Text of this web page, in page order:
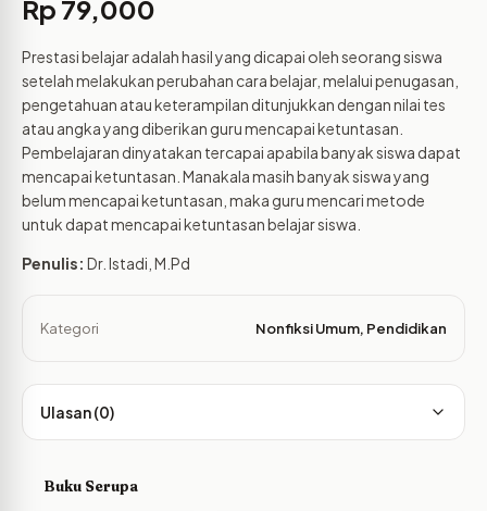
Rp 79,000
Prestasi belajar adalah hasil yang dicapai oleh seorang siswa
setelah melakukan perubahan cara belajar, melalui penugasan,
pengetahuan atau keterampilan ditunjukkan dengan nilai tes
atau angka yang diberikan guru mencapai ketuntasan.
Pembelajaran dinyatakan tercapai apabila banyak siswa dapat
mencapai ketuntasan. Manakala masih banyak siswa yang
belum mencapai ketuntasan, maka guru mencari metode
untuk dapat mencapai ketuntasan belajar siswa.
Penulis: Dr. Istadi, M.Pd
Kategori Nonfiksi Umum, Pendidikan
Ulasan (0)
Buku Serupa